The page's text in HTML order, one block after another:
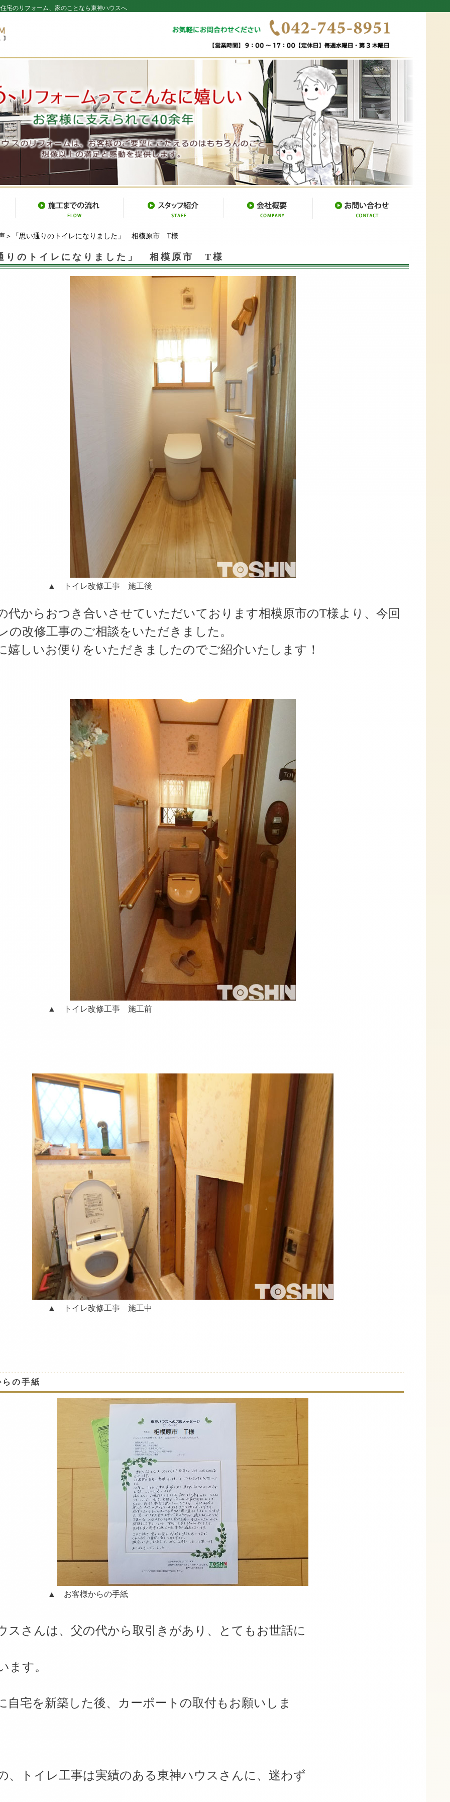
宅のリフォーム、家のことなら東神ハウスへ
＞「思い通りのトイレになりました」 相模原市 T様
りのトイレになりました」 相模原市 T様
レ改修工事 施工後
代からおつき合いさせていただいております相模原市のT様より、今回
の改修工事のご相談をいただきました。
嬉しいお便りをいただきましたのでご紹介いたします！
レ改修工事 施工前
▲ トイレ改修工事 施工中
の手紙
▲ お客様からの手紙
スさんは、父の代から取引きがあり、とてもお世話に
ます。
自宅を新築した後、カーポートの取付もお願いしま
、トイレ工事は実績のある東神ハウスさんに、迷わず